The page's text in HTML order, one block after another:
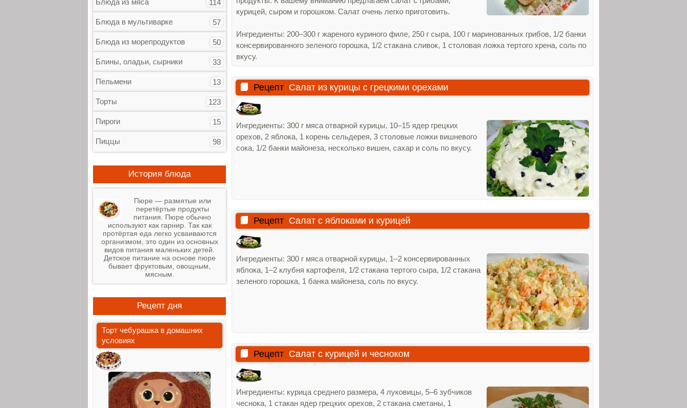
курицей, сыром и горошком. Салат очень легко приготовить.
Ингредиенты: 200–300 г жареного куриного филе, 250 г сыра, 100 г маринованных грибов, 1/2 банки
консервированного зеленого горошка, 1/2 стакана сливок, 1 столовая ложка тертого хрена, соль по
вкусу.
Рецепт Салат из курицы с грецкими орехами
Ингредиенты: 300 г мяса отварной курицы, 10–15 ядер грецких
орехов, 2 яблока, 1 корень сельдерея, 3 столовые ложки вишневого
сока, 1/2 банки майонеза, несколько вишен, сахар и соль по вкусу.
Рецепт Салат с яблоками и курицей
Ингредиенты: 300 г мяса отварной курицы, 1–2 консервированных
яблока, 1–2 клубня картофеля, 1/2 стакана тертого сыра, 1/2 стакана
зеленого горошка, 1 банка майонеза, соль по вкусу.
Рецепт Салат с курицей и чесноком
Ингредиенты: курица среднего размера, 4 луковицы, 5–6 зубчиков
чеснока, 1 стакан ядер грецких орехов, 2 стакана сметаны, 1
Блюда из мяса 114
Блюда в мультиварке 57
Блюда из морепродуктов 50
Блины, оладьи, сырники 33
Пельмени 13
Торты 123
Пироги 15
Пиццы 98
История блюда
Пюре — размятые или
перетёртые продукты
питания. Пюре обычно
используют как гарнир. Так как
протёртая еда легко усваиваются
организмом, это один из основных
видов питания маленьких детей.
Детское питание на основе пюре
бывает фруктовым, овощным,
мясным.
Рецепт дня
Торт чебурашка в домашних
условиях